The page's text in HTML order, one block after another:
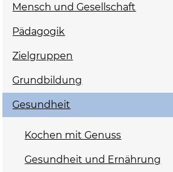
Mensch und Gesellschaft
Pädagogik
Zielgruppen
Grundbildung
Gesundheit
Kochen mit Genuss
Gesundheit und Ernährung